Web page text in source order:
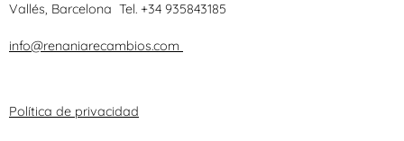
Vallés, Barcelona Tel. +34 935843185
info@renaniarecambios.com
Política de privacidad